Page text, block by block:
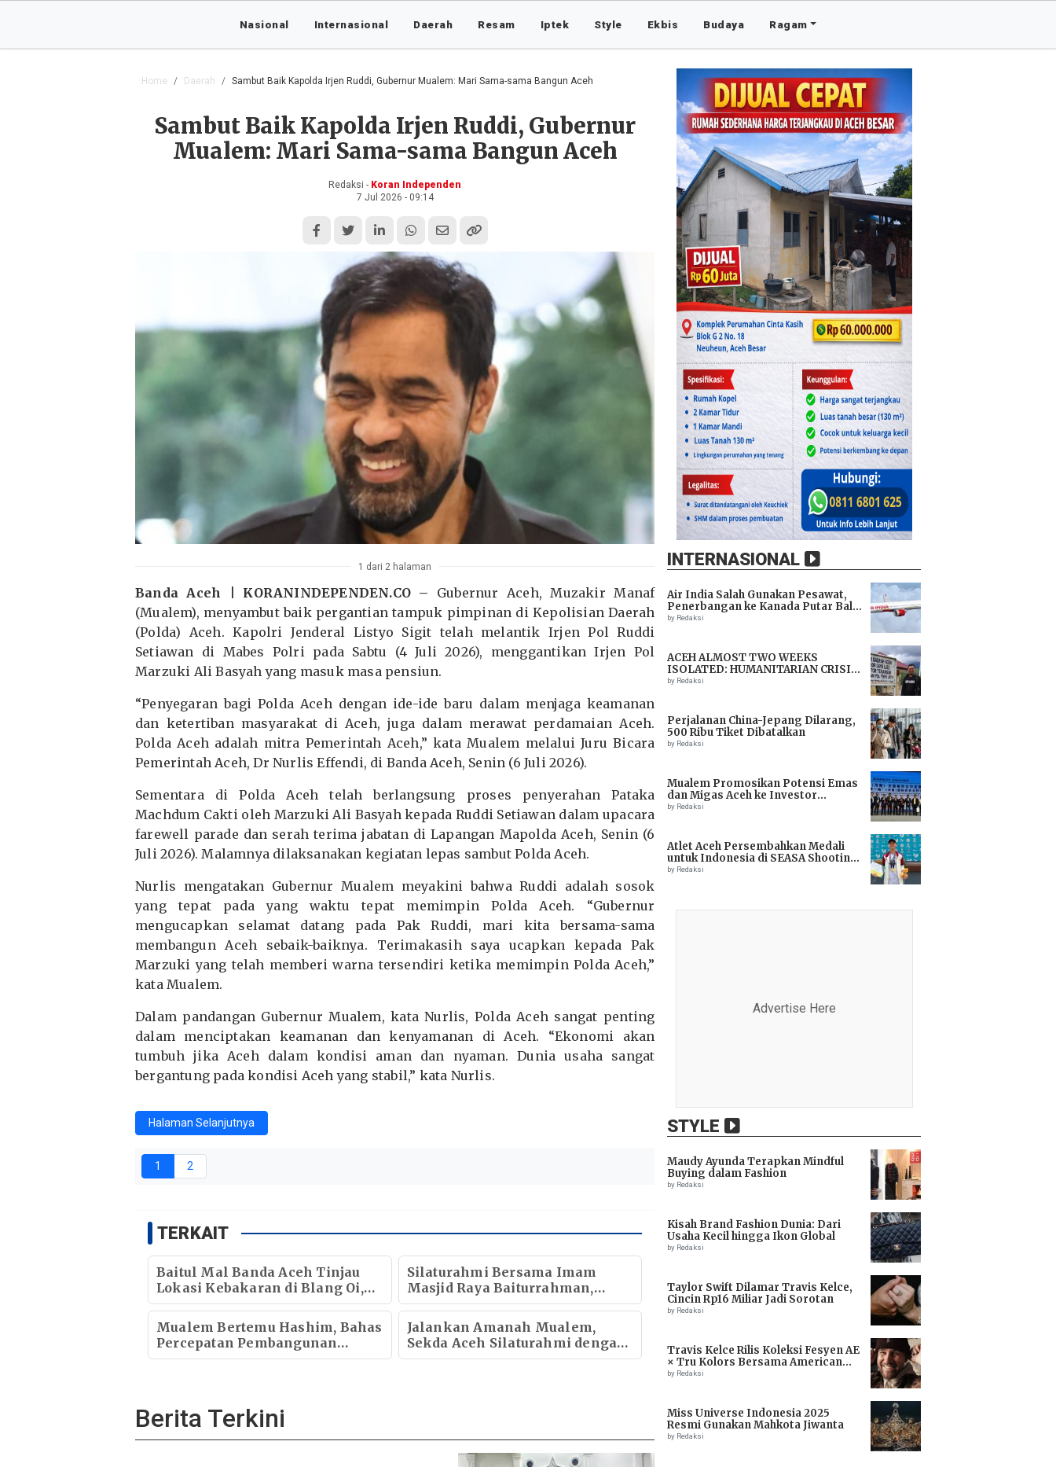
Nasional Internasional Daerah Resam Iptek Style Ekbis Budaya Ragam
Home Daerah Sambut Baik Kapolda Irjen Ruddi, Gubernur Mualem: Mari Sama-sama Bangun Aceh
Sambut Baik Kapolda Irjen Ruddi, Gubernur
Mualem: Mari Sama-sama Bangun Aceh
Redaksi - Koran Independen
7 Jul 2026 - 09:14
1 dari 2 halaman
Banda Aceh | KORANINDEPENDEN.CO – Gubernur Aceh, Muzakir Manaf
(Mualem), menyambut baik pergantian tampuk pimpinan di Kepolisian Daerah
(Polda) Aceh. Kapolri Jenderal Listyo Sigit telah melantik Irjen Pol Ruddi
Setiawan di Mabes Polri pada Sabtu (4 Juli 2026), menggantikan Irjen Pol
Marzuki Ali Basyah yang masuk masa pensiun.
“Penyegaran bagi Polda Aceh dengan ide-ide baru dalam menjaga keamanan
dan ketertiban masyarakat di Aceh, juga dalam merawat perdamaian Aceh.
Polda Aceh adalah mitra Pemerintah Aceh,” kata Mualem melalui Juru Bicara
Pemerintah Aceh, Dr Nurlis Effendi, di Banda Aceh, Senin (6 Juli 2026).
Sementara di Polda Aceh telah berlangsung proses penyerahan Pataka
Machdum Cakti oleh Marzuki Ali Basyah kepada Ruddi Setiawan dalam upacara
farewell parade dan serah terima jabatan di Lapangan Mapolda Aceh, Senin (6
Juli 2026). Malamnya dilaksanakan kegiatan lepas sambut Polda Aceh.
Nurlis mengatakan Gubernur Mualem meyakini bahwa Ruddi adalah sosok
yang tepat pada yang waktu tepat memimpin Polda Aceh. “Gubernur
mengucapkan selamat datang pada Pak Ruddi, mari kita bersama-sama
membangun Aceh sebaik-baiknya. Terimakasih saya ucapkan kepada Pak
Marzuki yang telah memberi warna tersendiri ketika memimpin Polda Aceh,”
kata Mualem.
Dalam pandangan Gubernur Mualem, kata Nurlis, Polda Aceh sangat penting
dalam menciptakan keamanan dan kenyamanan di Aceh. “Ekonomi akan
tumbuh jika Aceh dalam kondisi aman dan nyaman. Dunia usaha sangat
bergantung pada kondisi Aceh yang stabil,” kata Nurlis.
Halaman Selanjutnya
1 2
TERKAIT
Baitul Mal Banda Aceh Tinjau
Lokasi Kebakaran di Blang Oi,
Pastikan Korban Mendapat
Dukungan Kebutuhan Pokok
Silaturahmi Bersama Imam
Masjid Raya Baiturrahman,
Wagub Aceh Perkuat Sinergi
dengan Ulama
Mualem Bertemu Hashim, Bahas
Percepatan Pembangunan
Ekonomi Aceh
Jalankan Amanah Mualem,
Sekda Aceh Silaturahmi dengan
Kapolda Aceh
Berita Terkini
INTERNASIONAL
Air India Salah Gunakan Pesawat,
Penerbangan ke Kanada Putar Balik
Setelah 9 Jam di Udara
by Redaksi
ACEH ALMOST TWO WEEKS
ISOLATED: HUMANITARIAN CRISIS
THREATENS LIVES, IMMEDIATE
by Redaksi
Perjalanan China-Jepang Dilarang,
500 Ribu Tiket Dibatalkan
by Redaksi
Mualem Promosikan Potensi Emas
dan Migas Aceh ke Investor
Tiongkok
by Redaksi
Atlet Aceh Persembahkan Medali
untuk Indonesia di SEASA Shooting
Championship 2025
by Redaksi
Advertise Here
STYLE
Maudy Ayunda Terapkan Mindful
Buying dalam Fashion
by Redaksi
Kisah Brand Fashion Dunia: Dari
Usaha Kecil hingga Ikon Global
by Redaksi
Taylor Swift Dilamar Travis Kelce,
Cincin Rp16 Miliar Jadi Sorotan
by Redaksi
Travis Kelce Rilis Koleksi Fesyen AE
× Tru Kolors Bersama American
Eagle
by Redaksi
Miss Universe Indonesia 2025
Resmi Gunakan Mahkota Jiwanta
by Redaksi